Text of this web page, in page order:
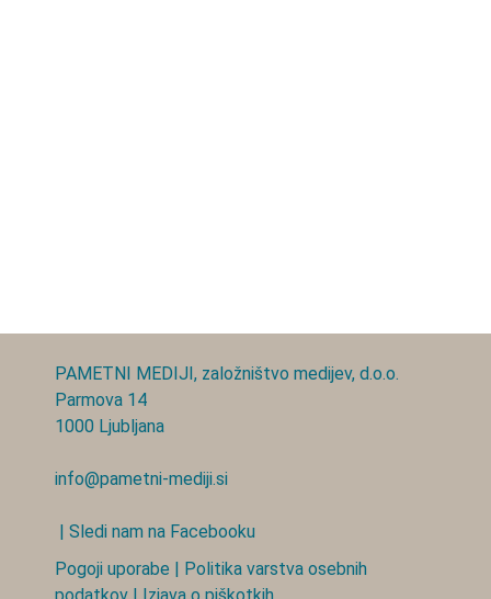
PAMETNI MEDIJI, založništvo medijev, d.o.o.
Parmova 14
1000 Ljubljana
info@pametni-mediji.si
| Sledi nam na Facebooku
Pogoji uporabe
Politika varstva osebnih